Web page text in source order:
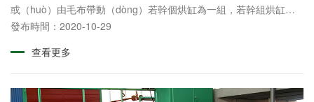
或（huò）由毛布帶動（dòng）若幹個烘缸為一組，若幹組烘缸
（gāng）構成幹燥部。各組烘缸的線速度可以分別調整，保持各組
發布時間：2020-10-29
查看更多